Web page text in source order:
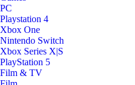
PC
Playstation 4
Xbox One
Nintendo Switch
Xbox Series X|S
PlayStation 5
Film & TV